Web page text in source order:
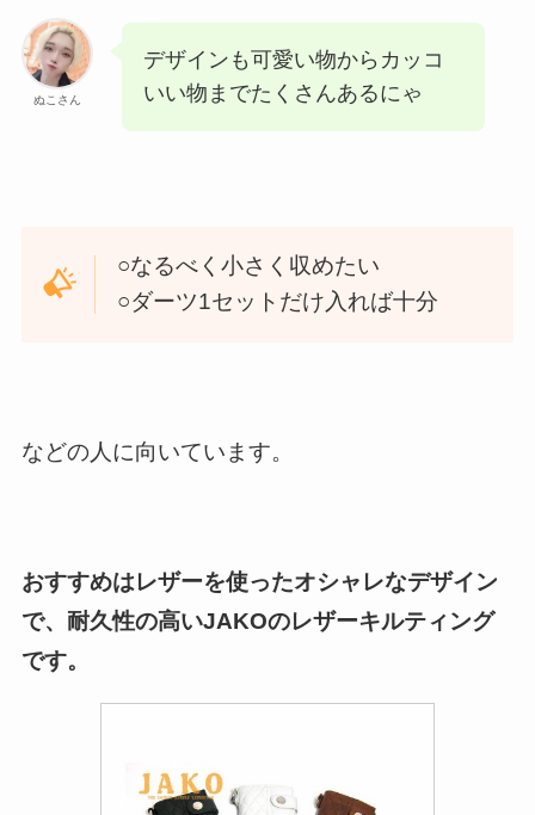
ぬこさん
デザインも可愛い物からカッコ
いい物までたくさんあるにゃ
○なるべく小さく収めたい
○ダーツ1セットだけ入れば十分
などの人に向いています。
おすすめはレザーを使ったオシャレなデザイン
で、耐久性の高いJAKOのレザーキルティング
です。